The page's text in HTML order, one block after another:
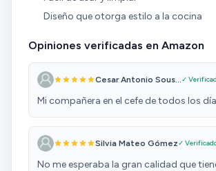
Diseño que otorga estilo a la cocina
Opiniones verificadas en Amazon
Cesar Antonio Sous...✓
Mi compañera en el cefe de todos los
Silvia Mateo Gómez✓
No me esperaba la gran calidad que